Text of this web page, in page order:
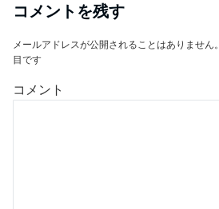
コメントを残す
メールアドレスが公開されることはありません。
目です
コメント